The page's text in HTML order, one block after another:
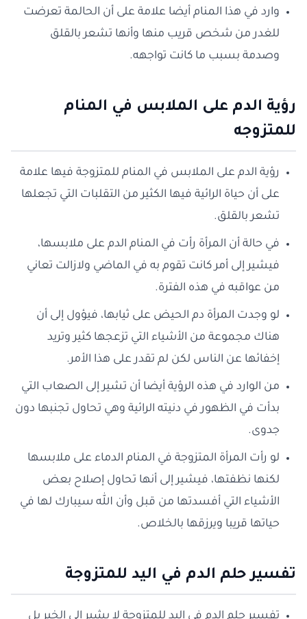
وارد في هذا المنام أيضا علامة على أن الحالمة تعرضت
للغدر من شخص قريب منها وأنها تشعر بالقلق
وصدمة بسبب ما كانت تواجهه.
رؤية الدم على الملابس في المنام
للمتزوجه
رؤية الدم على الملابس في المنام للمتزوجة فيها علامة
على أن حياة الرائية فيها الكثير من التقلبات التي تجعلها
تشعر بالقلق.
في حالة أن المرأة رأت في المنام الدم على ملابسها،
فيشير إلى أمر كانت تقوم به في الماضي ولازالت تعاني
من عواقبه في هذه الفترة.
لو وجدت المرأة دم الحيض على ثيابها، فيؤول إلى أن
هناك مجموعة من الأشياء التي تزعجها كثير وتريد
إخفائها عن الناس لكن لم تقدر على هذا الأمر.
من الوارد في هذه الرؤية أيضا أن تشير إلى الصعاب التي
بدأت في الظهور في دنيته الرائية وهي تحاول تجنبها دون
جدوى.
لو رأت المرأة المتزوجة في المنام الدماء على ملابسها
لكنها نظفتها، فيشير إلى أنها تحاول إصلاح بعض
الأشياء التي أفسدتها من قبل وأن الله سيبارك لها في
حياتها قريبا ويرزقها بالخلاص.
تفسير حلم الدم في اليد للمتزوجة
تفسير حلم الدم في اليد للمتزوجة لا يشير إلى الخير بل